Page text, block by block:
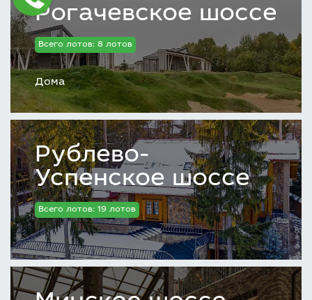
Рогачевское шоссе
Всего лотов: 8 лотов
Дома
Рублево-
Успенское шоссе
Всего лотов: 19 лотов